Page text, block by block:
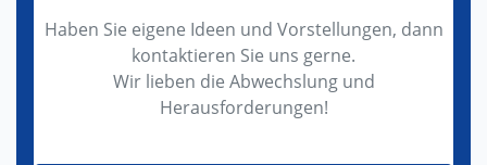
Haben Sie eigene Ideen und Vorstellungen, dann
kontaktieren Sie uns gerne.
Wir lieben die Abwechslung und
Herausforderungen!